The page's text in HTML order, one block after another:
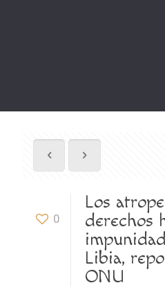
0
Los
derechos
Libia,
ONU